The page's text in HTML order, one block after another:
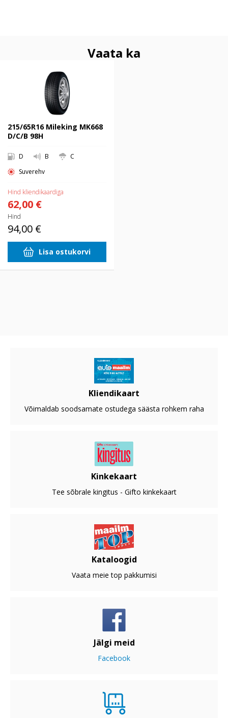
Vaata ka
215/65R16 Mileking MK668
D/C/B 98H
D B
C
Suverehv
Hind kliendikaardiga
62,00 €
Hind
94,00 €
Lisa ostukorvi
Kliendikaart
Võimaldab soodsamate ostudega säästa rohkem raha
Kinkekaart
Tee sõbrale kingitus - Gifto kinkekaart
Kataloogid
Vaata meie top pakkumisi
Jälgi meid
Facebook